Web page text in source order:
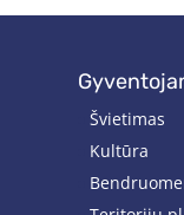
Švietimas
Kultūra